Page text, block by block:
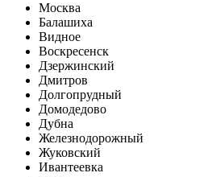
Москва
Балашиха
Видное
Воскресенск
Дзержинский
Дмитров
Долгопрудный
Домодедово
Дубна
Железнодорожный
Жуковский
Ивантеевка